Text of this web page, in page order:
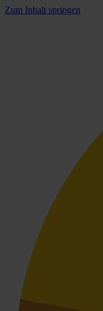
Zum Inhalt springen